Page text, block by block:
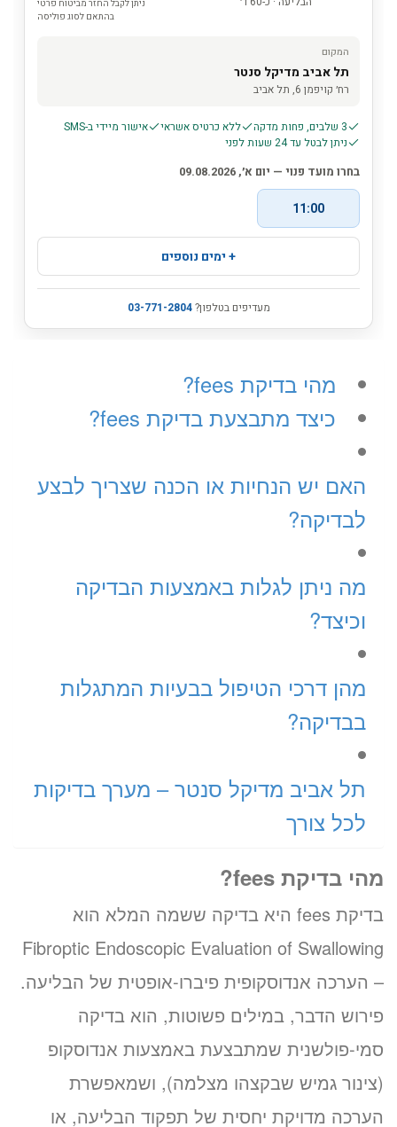
מהי בדיקת fees?
כיצד מתבצעת בדיקת fees?
האם יש הנחיות או הכנה שצריך לבצע
לבדיקה?
מה ניתן לגלות באמצעות הבדיקה
וכיצד?
מהן דרכי הטיפול בבעיות המתגלות
בבדיקה?
תל אביב מדיקל סנטר – מערך בדיקות
לכל צורך
מהי בדיקת fees
?
בדיקת fees היא בדיקה ששמה המלא הוא
Fibroptic Endoscopic Evaluation of Swallowing
– הערכה אנדוסקופית פיברו-אופטית של הבליעה.
פירוש הדבר, במילים פשוטות, הוא בדיקה
סמי-פולשנית שמתבצעת באמצעות אנדוסקופ
(צינור גמיש שבקצהו מצלמה), ושמאפשרת
הערכה מדויקת יחסית של תפקוד הבליעה, או